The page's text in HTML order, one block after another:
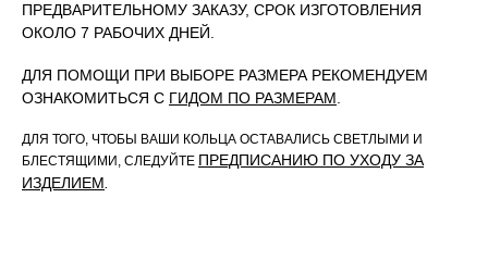
ПРЕДВАРИТЕЛЬНОМУ ЗАКАЗУ, СРОК ИЗГОТОВЛЕНИЯ
ОКОЛО 7 РАБОЧИХ ДНЕЙ.
ДЛЯ ПОМОЩИ ПРИ ВЫБОРЕ РАЗМЕРА РЕКОМЕНДУЕМ
ОЗНАКОМИТЬСЯ С ГИДОМ ПО РАЗМЕРАМ.
ДЛЯ ТОГО, ЧТОБЫ ВАШИ КОЛЬЦА ОСТАВАЛИСЬ СВЕТЛЫМИ И
БЛЕСТЯЩИМИ, СЛЕДУЙТЕ ПРЕДПИСАНИЮ ПО УХОДУ ЗА
ИЗДЕЛИЕМ.